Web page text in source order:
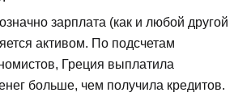
зарплата (как и любой другой
активом. По подсчетам
Греция выплатила
больше, чем получила кредитов.